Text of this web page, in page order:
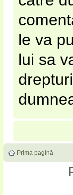
le va
lui sa
Prima pagină